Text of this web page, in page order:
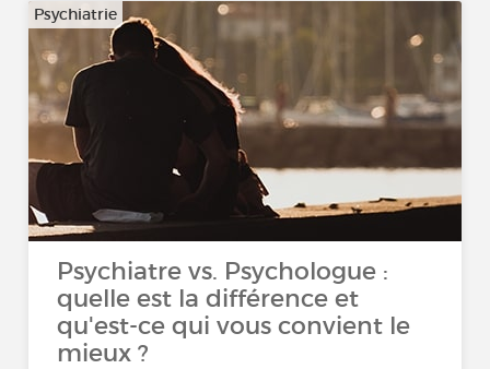
Psychiatrie
Psychiatre vs. Psychologue :
quelle est la différence et
qu'est-ce qui vous convient le
mieux ?